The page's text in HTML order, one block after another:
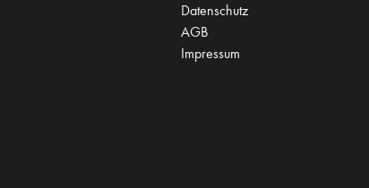
Datenschutz
AGB
Impressum